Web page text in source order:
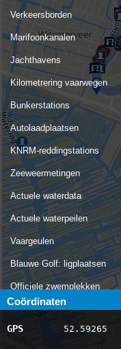
Verkeersborden
Marifoonkanalen
Jachthavens
Kilometrering vaarwegen
Bunkerstations
Autolaadplaatsen
KNRM-reddingstations
Zeeweermetingen
Actuele waterdata
Actuele waterpeilen
Vaargeulen
Blauwe Golf: ligplaatsen
Officiele zwemplekken
Stremmingen/hinder
AIS scheepsposities
Coördinaten
GPS 52.59265